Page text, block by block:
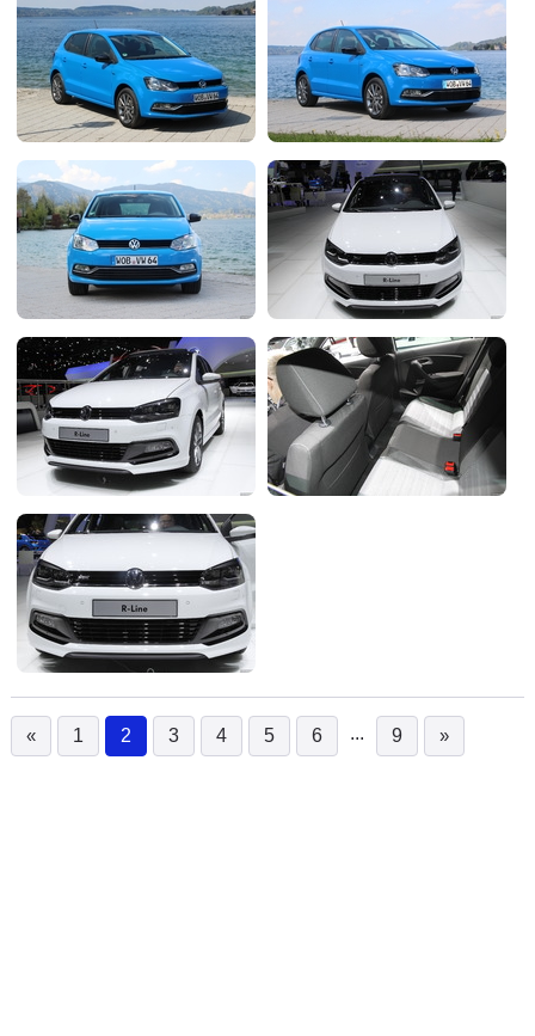
« 1 2
(current)
3 4 5 6 ... 9 »